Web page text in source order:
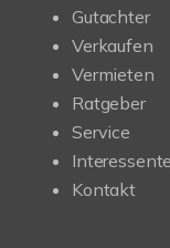
Gutachter
Verkaufen
Vermieten
Ratgeber
Service
Kontakt